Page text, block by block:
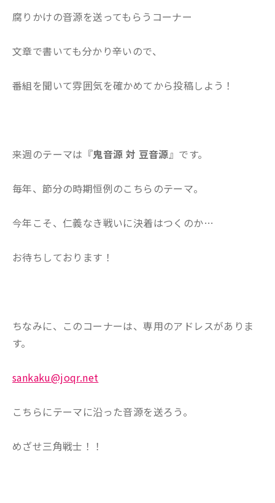
腐りかけの音源を送ってもらうコーナー
文章で書いても分かり辛いので、
番組を聞いて雰囲気を確かめてから投稿しよう！
来週のテーマは『鬼音源 対 豆音源』です。
毎年、節分の時期恒例のこちらのテーマ。
今年こそ、仁義なき戦いに決着はつくのか…
お待ちしております！
ちなみに、このコーナーは、専用のアドレスがありま
す。
sankaku@joqr.net
こちらにテーマに沿った音源を送ろう。
めざせ三角戦士！！